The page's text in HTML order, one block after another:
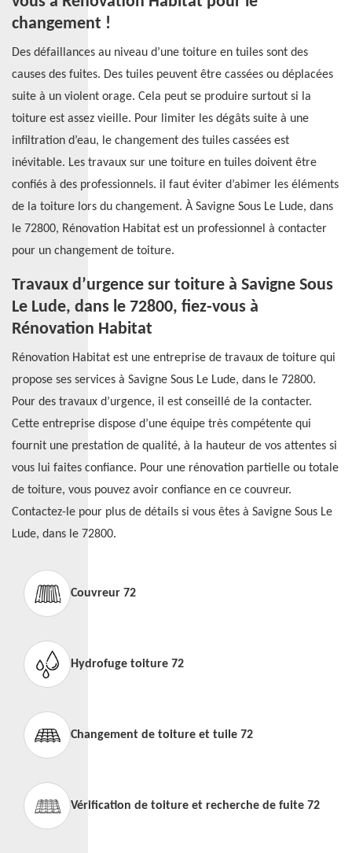
changement !
Des défaillances au niveau d’une toiture en tuiles sont des
causes des fuites. Des tuiles peuvent être cassées ou déplacées
suite à un violent orage. Cela peut se produire surtout si la
toiture est assez vieille. Pour limiter les dégâts suite à une
infiltration d’eau, le changement des tuiles cassées est
inévitable. Les travaux sur une toiture en tuiles doivent être
confiés à des professionnels. il faut éviter d’abimer les éléments
de la toiture lors du changement. À Savigne Sous Le Lude, dans
le 72800, Rénovation Habitat est un professionnel à contacter
pour un changement de toiture.
Travaux d’urgence sur toiture à Savigne Sous
Le Lude, dans le 72800, fiez-vous à
Rénovation Habitat
Rénovation Habitat est une entreprise de travaux de toiture qui
propose ses services à Savigne Sous Le Lude, dans le 72800.
Pour des travaux d’urgence, il est conseillé de la contacter.
Cette entreprise dispose d’une équipe très compétente qui
fournit une prestation de qualité, à la hauteur de vos attentes si
vous lui faites confiance. Pour une rénovation partielle ou totale
de toiture, vous pouvez avoir confiance en ce couvreur.
Contactez-le pour plus de détails si vous êtes à Savigne Sous Le
Lude, dans le 72800.
Couvreur 72
Hydrofuge toiture 72
Changement de toiture et tuile 72
Vérification de toiture et recherche de fuite 72